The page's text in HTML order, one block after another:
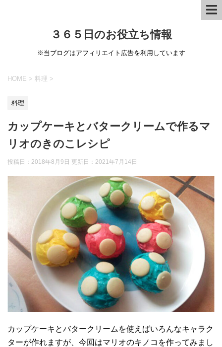
３６５日のお役立ち情報
※当ブログはアフィリエイト広告を利用しています
HOME > 料理 >
料理
カップケーキとバタークリームで作るマ
リオのきのこレシピ
投稿日：2018年8月9日 更新日： 2021年7月14日
カップケーキとバタークリームを使えばいろんなキャラク
ターが作れますが、今回はマリオのキノコを作ってみまし